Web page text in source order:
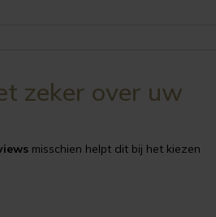
zeker over uw
misschien helpt dit bij het kiezen